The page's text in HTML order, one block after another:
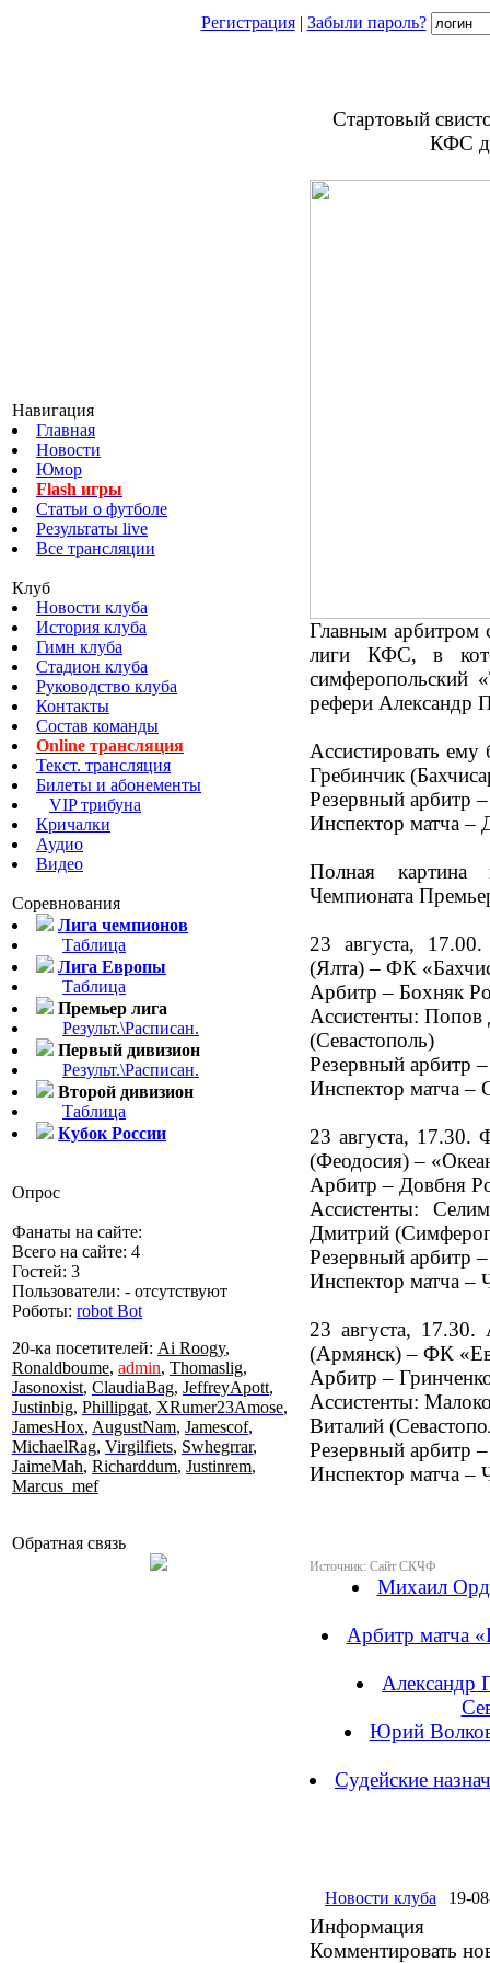
Регистрация| Забыли пароль?
Навигация
Главная
Новости
Юмор
Flash игры
Статьи о футболе
Результаты live
Все трансляции
Клуб
Новости клуба
История клуба
Гимн клуба
Стадион клуба
Руководство клуба
Контакты
Состав команды
Online трансляция
Текст. трансляция
Билеты и абонементы
VIP трибуна
Кричалки
Аудио
Видео
Соревнования
Лига чемпионов
Таблица
Лига Европы
Таблица
Премьер лига
Результ.\Расписан.
Первый дивизион
Результ.\Расписан.
Второй дивизион
Таблица
Кубок России
Опрос
Фанаты на сайте:
Всего на сайте: 4
Гостей: 3
Пользователи: - отсутствуют
Роботы: robot Bot
20-ка посетителей: Ai Roogy,
Ronaldboume, admin, Thomaslig,
Jasonoxist, ClaudiaBag, JeffreyApott,
Justinbig, Phillipgat, XRumer23Amose,
JamesHox, AugustNam, Jamescof,
MichaelRag, Virgilfiets, Swhegrrar,
JaimeMah, Richarddum, Justinrem,
Marcus_mef
Обратная связь
Стартовый
КФС
Главным арбитром
лиги КФС, в
симферопольский
рефери Александр
Ассистировать
Гребинчик
Резервный арбитр
Инспектор матча
Полная картина
Чемпионата
23 августа,
(Ялта) – ФК
Арбитр – Бохняк
Ассистенты: Попов
(Севастополь)
Резервный арбитр
Инспектор матча –
23 августа, 17.30.
(Феодосия) –
Арбитр – Довбня
Ассистенты:
Дмитрий
Резервный арбитр
Инспектор матча –
23 августа,
(Армянск) – ФК
Арбитр –
Ассистенты:
Виталий
Резервный арбитр
Инспектор матча –
Источник: Сайт СКЧФ
Михаил
Арбитр матча
Александр
Юрий
Судейские
Новости клуба 19-
Информация
Комментировать